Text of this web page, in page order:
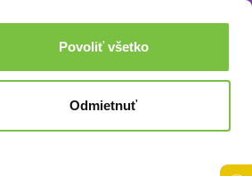
Povoliť všetko
Odmietnuť
Prihlásenie 0,00€
Akcie a zľavy